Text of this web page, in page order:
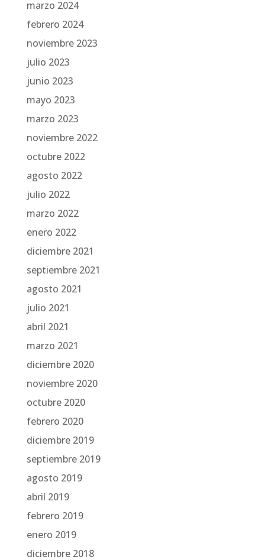
marzo 2024
febrero 2024
noviembre 2023
julio 2023
junio 2023
mayo 2023
marzo 2023
noviembre 2022
octubre 2022
agosto 2022
julio 2022
marzo 2022
enero 2022
diciembre 2021
septiembre 2021
agosto 2021
julio 2021
abril 2021
marzo 2021
diciembre 2020
noviembre 2020
octubre 2020
febrero 2020
diciembre 2019
septiembre 2019
agosto 2019
abril 2019
febrero 2019
enero 2019
diciembre 2018